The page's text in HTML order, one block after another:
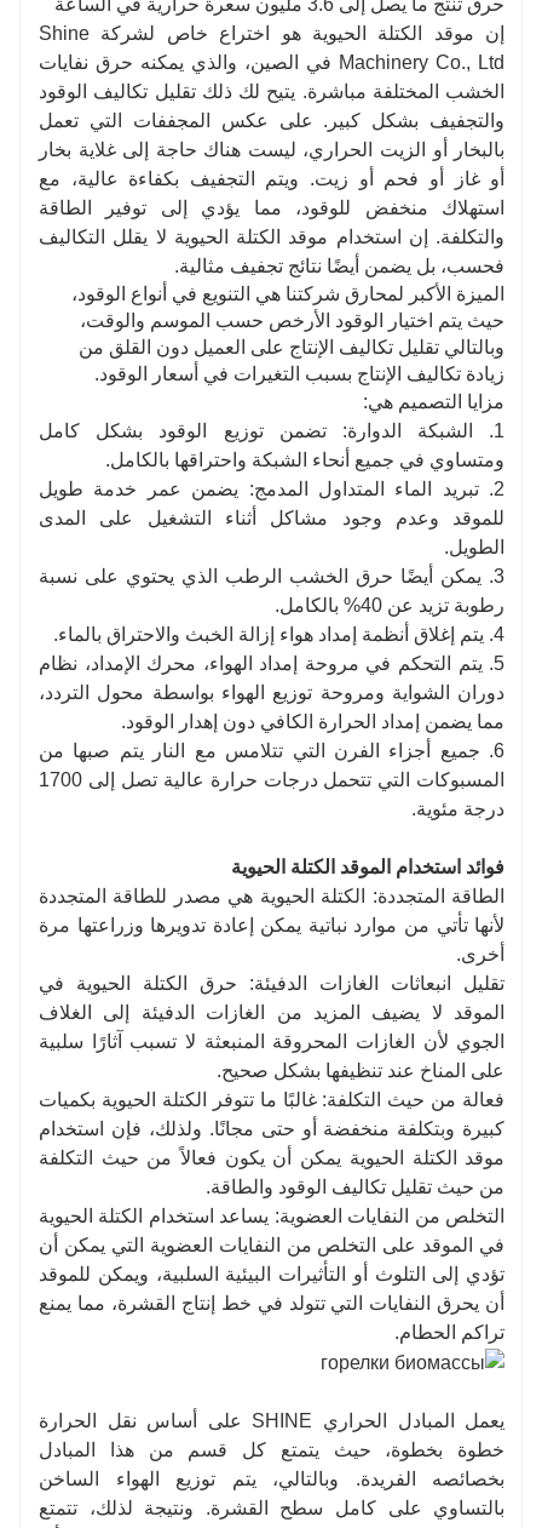
إن موقد الكتلة الحيوية هو اختراع خاص لشركة Shine
Machinery Co., Ltd في الصين، والذي يمكنه حرق نفايات
الخشب المختلفة مباشرة. يتيح لك ذلك تقليل تكاليف الوقود
والتجفيف بشكل كبير. على عكس المجففات التي تعمل
بالبخار أو الزيت الحراري، ليست هناك حاجة إلى غلاية بخار
أو غاز أو فحم أو زيت. ويتم التجفيف بكفاءة عالية، مع
استهلاك منخفض للوقود، مما يؤدي إلى توفير الطاقة
والتكلفة. إن استخدام موقد الكتلة الحيوية لا يقلل التكاليف
فحسب، بل يضمن أيضًا نتائج تجفيف مثالية.
الميزة الأكبر لمحارق شركتنا هي التنويع في أنواع الوقود،
حيث يتم اختيار الوقود الأرخص حسب الموسم والوقت،
وبالتالي تقليل تكاليف الإنتاج على العميل دون القلق من
زيادة تكاليف الإنتاج بسبب التغيرات في أسعار الوقود.
مزايا التصميم هي:
1. الشبكة الدوارة: تضمن توزيع الوقود بشكل كامل
ومتساوي في جميع أنحاء الشبكة واحتراقها بالكامل.
2. تبريد الماء المتداول المدمج: يضمن عمر خدمة طويل
للموقد وعدم وجود مشاكل أثناء التشغيل على المدى
الطويل.
3. يمكن أيضًا حرق الخشب الرطب الذي يحتوي على نسبة
رطوبة تزيد عن 40% بالكامل.
4. يتم إغلاق أنظمة إمداد هواء إزالة الخبث والاحتراق بالماء.
5. يتم التحكم في مروحة إمداد الهواء، محرك الإمداد، نظام
دوران الشواية ومروحة توزيع الهواء بواسطة محول التردد،
مما يضمن إمداد الحرارة الكافي دون إهدار الوقود.
6. جميع أجزاء الفرن التي تتلامس مع النار يتم صبها من
المسبوكات التي تتحمل درجات حرارة عالية تصل إلى 1700
درجة مئوية.
فوائد استخدام الموقد الكتلة الحيوية
الطاقة المتجددة: الكتلة الحيوية هي مصدر للطاقة المتجددة
لأنها تأتي من موارد نباتية يمكن إعادة تدويرها وزراعتها مرة
أخرى.
تقليل انبعاثات الغازات الدفيئة: حرق الكتلة الحيوية في
الموقد لا يضيف المزيد من الغازات الدفيئة إلى الغلاف
الجوي لأن الغازات المحروقة المنبعثة لا تسبب آثارًا سلبية
على المناخ عند تنظيفها بشكل صحيح.
فعالة من حيث التكلفة: غالبًا ما تتوفر الكتلة الحيوية بكميات
كبيرة وبتكلفة منخفضة أو حتى مجانًا. ولذلك، فإن استخدام
موقد الكتلة الحيوية يمكن أن يكون فعالاً من حيث التكلفة
من حيث تقليل تكاليف الوقود والطاقة.
التخلص من النفايات العضوية: يساعد استخدام الكتلة الحيوية
في الموقد على التخلص من النفايات العضوية التي يمكن أن
تؤدي إلى التلوث أو التأثيرات البيئية السلبية، ويمكن للموقد
أن يحرق النفايات التي تتولد في خط إنتاج القشرة، مما يمنع
تراكم الحطام.
يعمل المبادل الحراري SHINE على أساس نقل الحرارة
خطوة بخطوة، حيث يتمتع كل قسم من هذا المبادل
بخصائصه الفريدة. وبالتالي، يتم توزيع الهواء الساخن
بالتساوي على كامل سطح القشرة. ونتيجة لذلك، تتمتع